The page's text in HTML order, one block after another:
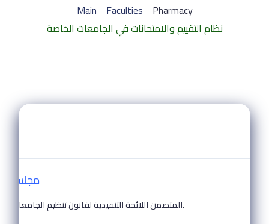
Main Faculties Pharmacy
نظام التقييم والامتحانات في الجامعات الخاصة
مجلس
2006 المتضمن اللائحة التنفيذية لقانون تنظيم الجامعات وتعديلاتها.